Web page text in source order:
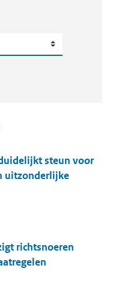
steun voor
uitzonderlijke
richtsnoeren